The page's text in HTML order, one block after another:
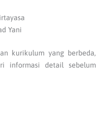
Yani
kurikulum yang berbeda,
informasi detail sebelum